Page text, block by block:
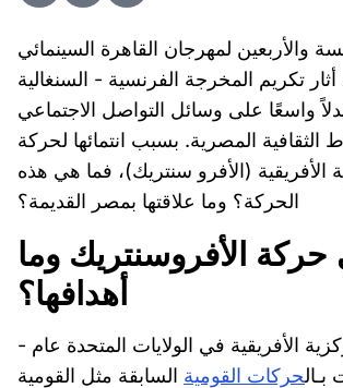
والأربعين لمهرجان القاهرة السينمائي
2024، أثار تكريم المخرجة الفرنسية - السنغالية
واسعًا على وسائل التواصل الاجتماعي
الثقافية المصرية. بسبب انتمائها لحركة
الأفريقية (الأفرو سنتريك)، فما هي هذه
الحركة؟ وما علاقتها بمصر القديمة؟
الأفروسنتريك وما
أهدافها؟
- الأفريقية في الولايات المتحدة عام
حركات القومية السابقة مثل القومية